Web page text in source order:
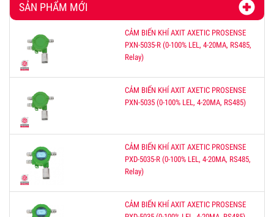
SẢN PHẨM MỚI
CẢM BIẾN KHÍ AXIT AXETIC PROSENSE
PXN-5035-R (0-100% LEL, 4-20MA, RS485,
Relay)
CẢM BIẾN KHÍ AXIT AXETIC PROSENSE
PXN-5035 (0-100% LEL, 4-20MA, RS485)
CẢM BIẾN KHÍ AXIT AXETIC PROSENSE
PXD-5035-R (0-100% LEL, 4-20MA, RS485,
Relay)
CẢM BIẾN KHÍ AXIT AXETIC PROSENSE